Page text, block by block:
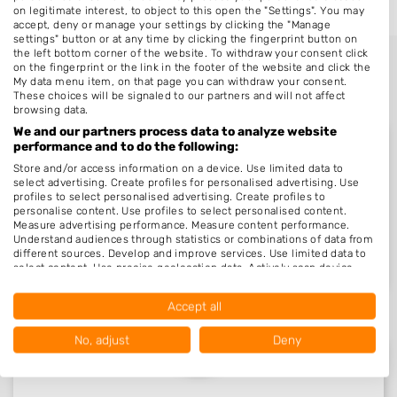
Nieuw in Eygelshoven
Nog geen statistieken beschikbaar.
on legitimate interest, to object to this open the "Settings". You may
accept, deny or manage your settings by clicking the "Manage
settings" button or at any time by clicking the fingerprint button on
the left bottom corner of the website. To withdraw your consent click
on the fingerprint or the link in the footer of the website and click the
My data menu item, on that page you can withdraw your consent.
These choices will be signaled to our partners and will not affect
browsing data.
We and our partners process data to analyze website
performance and to do the following:
Store and/or access information on a device. Use limited data to
select advertising. Create profiles for personalised advertising. Use
profiles to select personalised advertising. Create profiles to
personalise content. Use profiles to select personalised content.
Measure advertising performance. Measure content performance.
Understand audiences through statistics or combinations of data from
different sources. Develop and improve services. Use limited data to
select content. Use precise geolocation data. Actively scan device
Data may be shared outside of the European Union and send to the
Your consent and the cookie policy applies solely to this website/app.
View Partner List (1016 IAB Vendors)
We use your data for the following purposes:
Accept all
No, adjust Deny